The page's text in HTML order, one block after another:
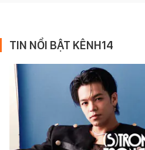
TIN NỔI BẬT KÊNH14